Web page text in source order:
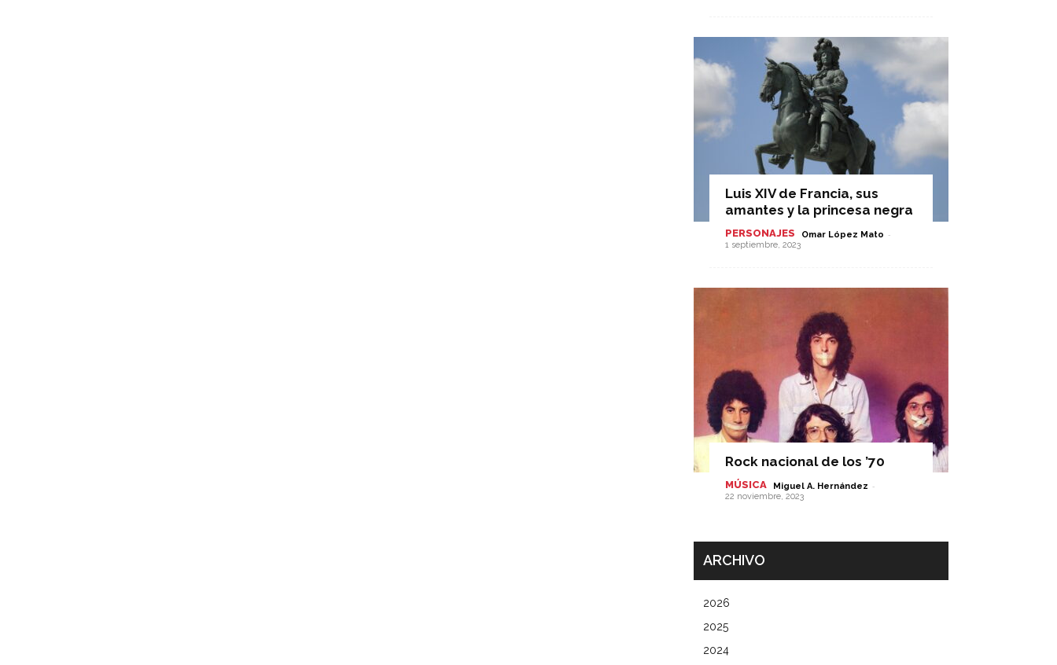
Luis XIV de Francia, sus
amantes y la princesa negra
PERSONAJES Omar López Mato -
1 septiembre, 2023
Rock nacional de los ’70
MÚSICA Miguel A. Hernández -
22 noviembre, 2023
ARCHIVO
2026
2025
2024